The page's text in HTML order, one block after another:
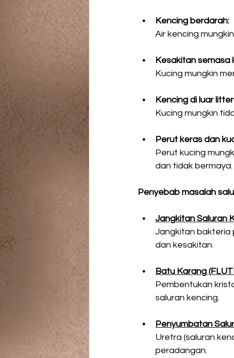
Kencing berdarah:
Air kencing
Kesakitan semasa
Kucing mungkin
Kencing di luar
Kucing mungkin
Perut keras dan
Perut kucing
dan tidak bermaya.
Penyebab masalah
Jangkitan Saluran
Jangkitan bakteria
dan kesakitan.
Batu Karang
Pembentukan
saluran kencing.
Penyumbatan
Uretra (saluran
peradangan.